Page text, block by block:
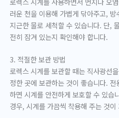
러운 천을 이용해 가볍게 닦아주고,
지근한 물로 세척할 수 있습니다. 단,
전히 잠겨 있는지 확인해야 합니다.
3. 적절한 보관 방법
로렉스 시계를 보관할 때는 직사광선
정한 곳에 보관하는 것이 좋습니다.
하면 시계를 안전하게 보호할 수 있습
경우, 시계를 가끔씩 착용해 주는 것